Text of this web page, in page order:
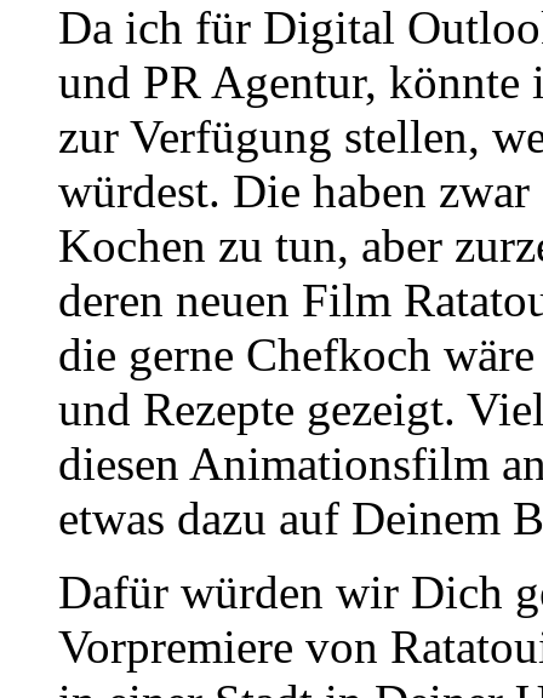
Da ich für Digital
und PR Agentur, könnte
zur Verfügung stellen,
würdest. Die haben
Kochen zu tun, aber
deren neuen Film
die gerne Chefkoch
und Rezepte gezeigt.
diesen Animationsfilm
etwas dazu auf Deinem
Dafür würden wir Dich
Vorpremiere von